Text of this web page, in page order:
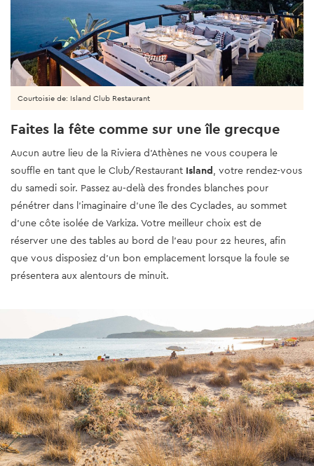
Faites la fête comme sur une île grecque
Aucun autre lieu de la Riviera d’Athènes ne vous coupera le
souffle en tant que le Club/Restaurant Island , votre rendez-vous
du samedi soir. Passez au-delà des frondes blanches pour
pénétrer dans l'imaginaire d'une île des Cyclades, au sommet
d’une côte isolée de Varkiza. Votre meilleur choix est de
réserver une des tables au bord de l’eau pour 22 heures, afin
que vous disposiez d’un bon emplacement lorsque la foule se
présentera aux alentours de minuit.
Courtoisie de: Island Club Restaurant